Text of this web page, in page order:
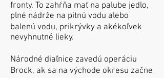
fronty. To zahŕňa mať na palube jedlo,
plné nádrže na pitnú vodu alebo
balenú vodu, prikrývky a akékoľvek
nevyhnutné lieky.
Národné diaľnice zavedú operáciu
Brock, ak sa na východe okresu začne